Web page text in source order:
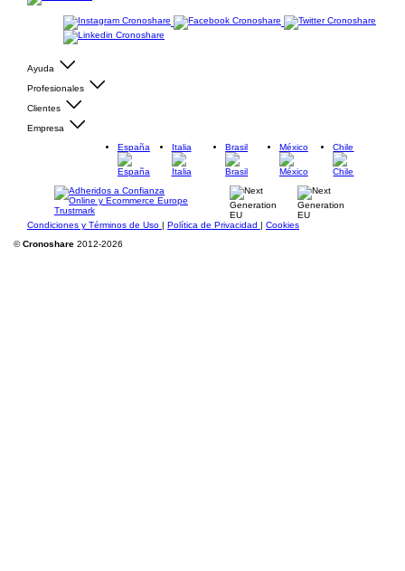
Ayuda
Profesionales
Clientes
Empresa
España
Italia Brasil México Chile
Condiciones y Términos de Uso | Política de Privacidad | Cookies
©Cronoshare 2012-2026